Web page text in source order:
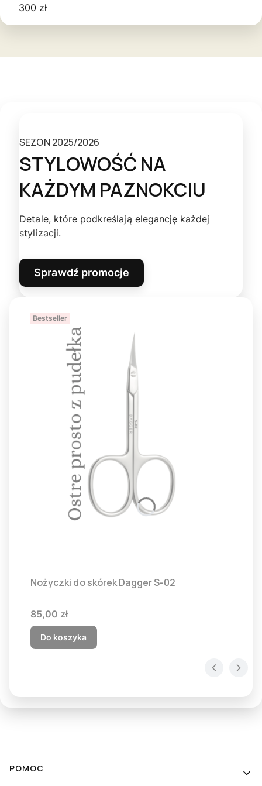
300 zł
SEZON 2025/2026
STYLOWOŚĆ NA
KAŻDYM PAZNOKCIU
Detale, które podkreślają elegancję każdej
stylizacji.
Sprawdź promocje
Bestseller
Nożyczki do skórek Dagger S-02
Cena
85,00 zł
Do koszyka
Linki w stopce
POMOC